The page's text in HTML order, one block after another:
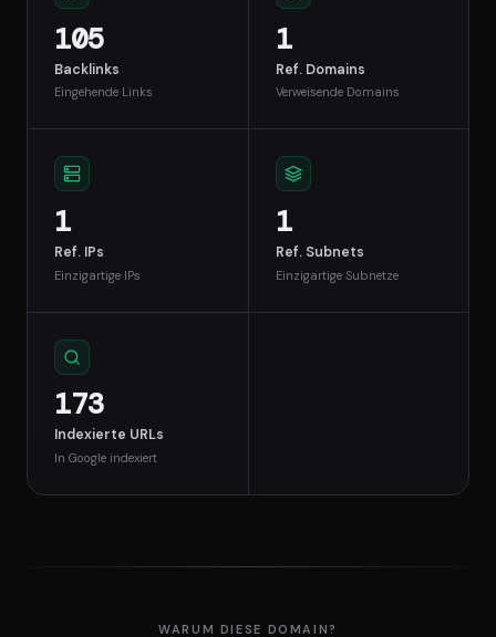
105
Backlinks
Eingehende Links
1
Ref. Domains
Verweisende Domains
1
Ref. IPs
Einzigartige IPs
1
Ref. Subnets
Einzigartige Subnetze
173
Indexierte URLs
In Google indexiert
WARUM DIESE DOMAIN?